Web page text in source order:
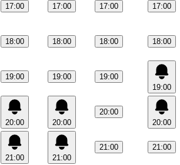
17:00 17:00 17:00 17:00
18:00 18:00 18:00 18:00
19:00 19:00
19:00
19:00
20:00
20:00
20:00
20:00
21:00
21:00
21:00 21:00